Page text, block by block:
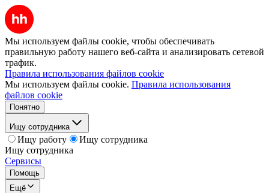
Мы используем файлы cookie, чтобы обеспечивать
правильную работу нашего веб-сайта и анализировать сетевой
трафик.
Правила использования файлов cookie
Мы используем файлы cookie. Правила использования
файлов cookie
Понятно
Ищу сотрудника
Ищу работу
Ищу сотрудника
Ищу сотрудника
Сервисы
Помощь
Ещё